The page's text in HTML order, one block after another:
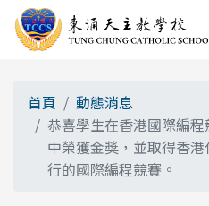
首頁
動態消息
恭喜學生在香港國際編
中榮獲金獎，並取得香
行的國際編程競賽。